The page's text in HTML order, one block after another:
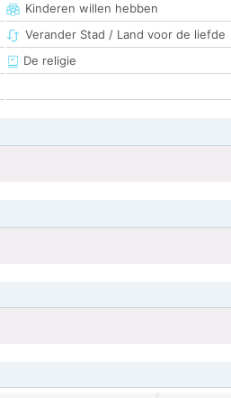
Kinderen willen hebben
Verander Stad / Land voor de liefde
De religie